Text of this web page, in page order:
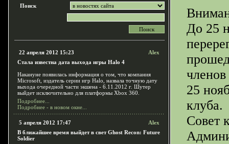
Поиск
22 апреля 2012 15:23
Alex
Стала известна дата выхода игры Halo 4
Накануне появилась информация о том, что компания
Microsoft, издатель серии игр Halo, назвала точную дату
выхода очередной части экшена - 6.11.2012 г. Шутер
выйдет исключительно для платформы Xbox 360.
Подробнее...
Подробнее - в новом окне...
5 апреля 2012 17:47
Alex
В ближайшее время выйдет в свет Ghost Recon: Future
Soldier
До 25
25
клуба.
Совет